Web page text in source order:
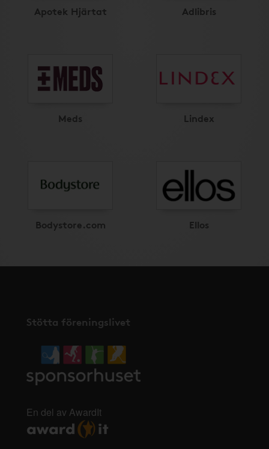
Apotek Hjärtat Adlibris
Meds Lindex
Bodystore.com Ellos
Stötta föreningslivet
En del av AwardIt